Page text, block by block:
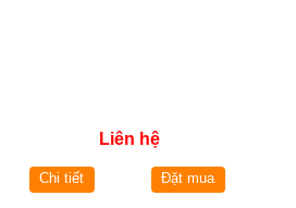
Liên hệ
Chi tiết Đặt mua